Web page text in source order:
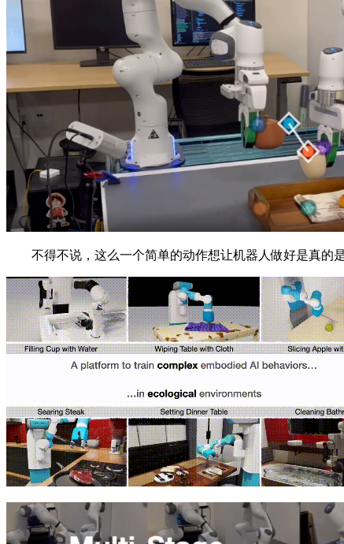
不得不说，这么一个简单的动作想让机器人做好是真的是